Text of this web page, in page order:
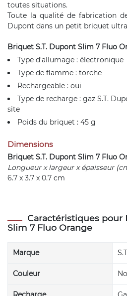
toutes situations.
Toute la qualité de fabrication
Dupont dans un petit briquet
Briquet S.T. Dupont Slim 7 Fluo
Type d'allumage : électronique
Type de flamme : torche
Rechargeable : oui
Type de recharge : gaz S.T.
site
Poids du briquet : 45 g
Dimensions
Briquet S.T. Dupont Slim 7 Fluo
Longueur x largeur x épaisseur
6.7 x 3.7 x 0.7 cm
Caractéristiques pour
Slim 7 Fluo Orange
Marque
Couleur